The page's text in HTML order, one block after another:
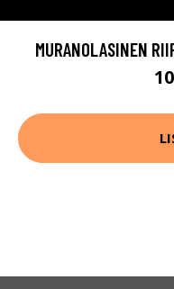
MURANOLASINEN